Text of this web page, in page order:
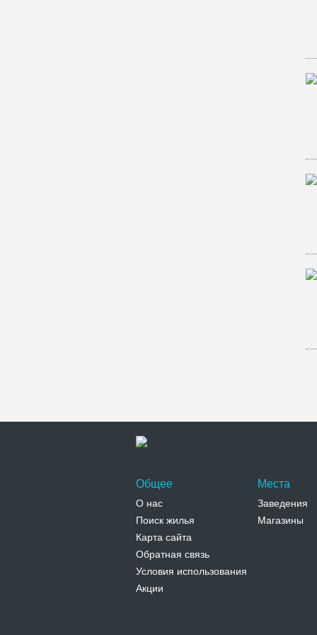
Общее
О нас
Поиск жилья
Карта сайта
Обратная связь
Условия использования
Акции
Места
Заведения
Магазины